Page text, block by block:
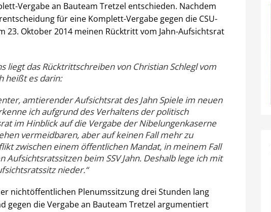
Vergabe an Bauteam Tretzel entschieden. Nachdem
für eine Komplett-Vergabe gegen die CSU-
23. Oktober 2014 meinen Rücktritt vom Jahn-Aufsichtsrat
liegt das Rücktrittschreiben von Christian Schlegl vom
heißt es darin:
amtierender Aufsichtsrat des Jahn Spiele im neuen
ich aufgrund des Verhaltens der politisch
im Hinblick auf die Vergabe der Nibelungenkaserne
vermeidbaren, aber auf keinen Fall mehr zu
zwischen einem öffentlichen Mandat, in meinem Fall
beim SSV Jahn. Deshalb lege ich mit
nieder.“
nichtöffentlichen Plenumssitzung drei Stunden lang
gegen die Vergabe an Bauteam Tretzel argumentiert